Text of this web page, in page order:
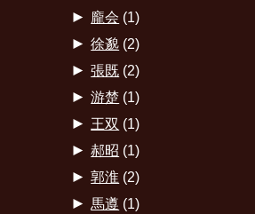
► 龐会 (1)
► 徐邈 (2)
► 張既 (2)
► 游楚 (1)
► 王双 (1)
► 郝昭 (1)
► 郭淮 (2)
► 馬遵 (1)